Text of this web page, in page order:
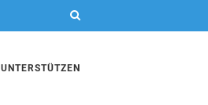
UNTERSTÜTZEN